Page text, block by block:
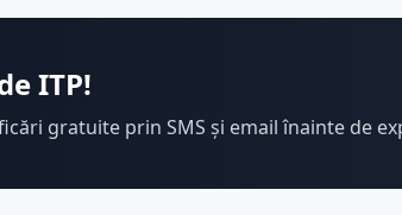
ITP!
gratuite prin SMS și email înainte de